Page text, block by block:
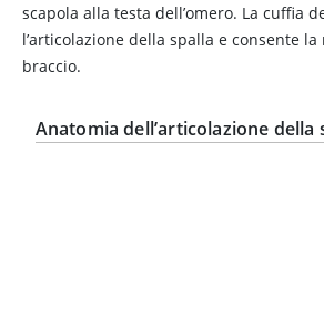
scapola alla testa dell’omero. La cuffia
l’articolazione della spalla e consente
braccio.
Anatomia dell’articolazione della